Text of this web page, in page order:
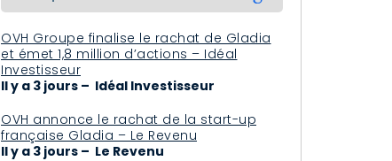
OVH Groupe finalise le rachat de Gladia
et émet 1,8 million d’actions – Idéal
Investisseur
Il y a 3 jours – Idéal Investisseur
OVH annonce le rachat de la start-up
française Gladia – Le Revenu
Il y a 3 jours – Le Revenu